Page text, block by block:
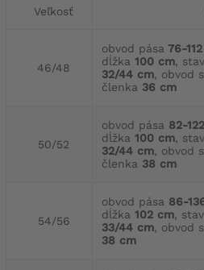
Veľkosť
46/48
obvod pása 76-
dĺžka 100 cm,
32/44 cm, obvod
členka 36 cm
50/52
obvod pása 82-
dĺžka 100 cm,
32/44 cm, obvod
členka 38 cm
54/56
obvod pása 86-
dĺžka 102 cm,
33/44 cm, obvod
38 cm